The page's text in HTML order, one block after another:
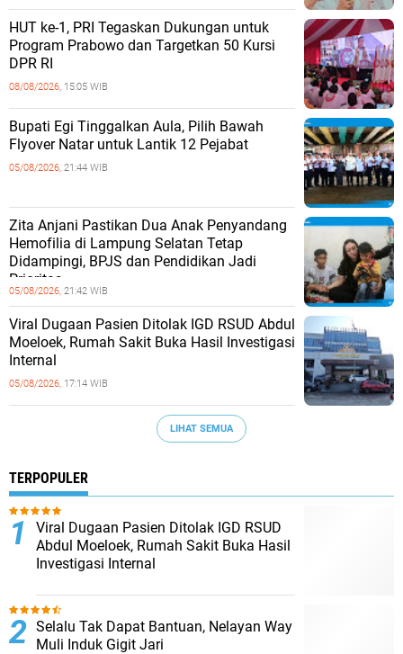
HUT ke-1, PRI Tegaskan Dukungan untuk
Program Prabowo dan Targetkan 50 Kursi
DPR RI
08/08/2026, 15:05 WIB
Bupati Egi Tinggalkan Aula, Pilih Bawah
Flyover Natar untuk Lantik 12 Pejabat
05/08/2026, 21:44 WIB
Zita Anjani Pastikan Dua Anak Penyandang
Hemofilia di Lampung Selatan Tetap
Didampingi, BPJS dan Pendidikan Jadi
Prioritas
05/08/2026, 21:42 WIB
Viral Dugaan Pasien Ditolak IGD RSUD Abdul
Moeloek, Rumah Sakit Buka Hasil Investigasi
Internal
05/08/2026, 17:14 WIB
LIHAT SEMUA
TERPOPULER
Viral Dugaan Pasien Ditolak IGD RSUD
Abdul Moeloek, Rumah Sakit Buka Hasil
Investigasi Internal
Selalu Tak Dapat Bantuan, Nelayan Way
Muli Induk Gigit Jari